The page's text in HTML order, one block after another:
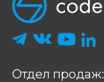
Отдел продаж: